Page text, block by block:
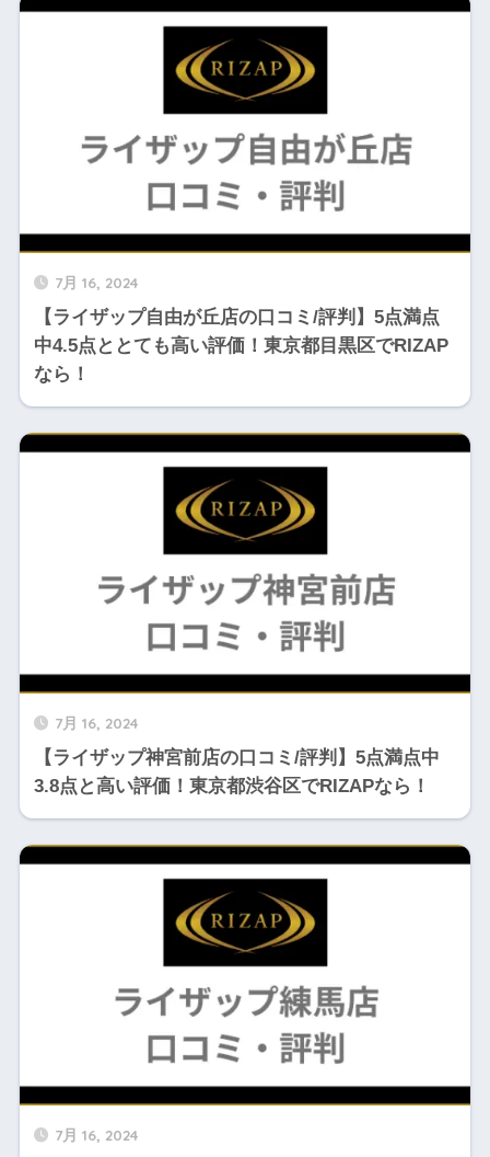
7月 16, 2024
【ライザップ自由が丘店の口コミ/評判】5点満点
中4.5点ととても高い評価！東京都目黒区でRIZAP
なら！
7月 16, 2024
【ライザップ神宮前店の口コミ/評判】5点満点中
3.8点と高い評価！東京都渋谷区でRIZAPなら！
7月 16, 2024